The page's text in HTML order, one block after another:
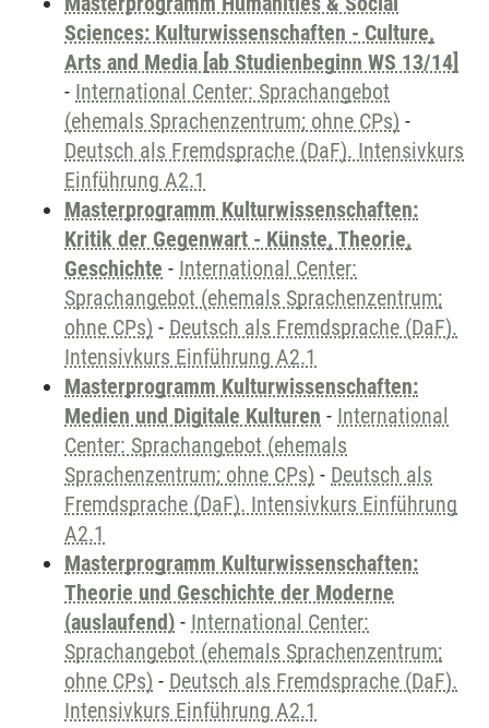
Sciences: Kulturwissenschaften - Culture,
Arts and Media [ab Studienbeginn WS 13/14]
- International Center: Sprachangebot
(ehemals Sprachenzentrum; ohne CPs) -
Deutsch als Fremdsprache (DaF). Intensivkurs
Einführung A2.1
Masterprogramm Kulturwissenschaften:
Kritik der Gegenwart - Künste, Theorie,
Geschichte - International Center:
Sprachangebot (ehemals Sprachenzentrum;
ohne CPs) - Deutsch als Fremdsprache (DaF).
Intensivkurs Einführung A2.1
Masterprogramm Kulturwissenschaften:
Medien und Digitale Kulturen - International
Center: Sprachangebot (ehemals
Sprachenzentrum; ohne CPs) - Deutsch als
Fremdsprache (DaF). Intensivkurs Einführung
A2.1
Masterprogramm Kulturwissenschaften:
Theorie und Geschichte der Moderne
(auslaufend) - International Center:
Sprachangebot (ehemals Sprachenzentrum;
ohne CPs) - Deutsch als Fremdsprache (DaF).
Intensivkurs Einführung A2.1